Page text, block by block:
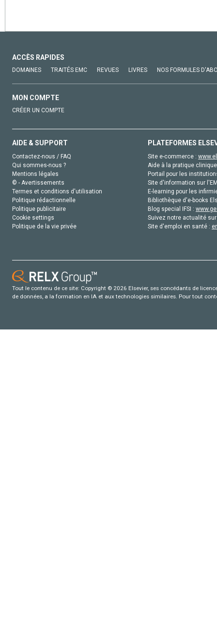
ACCÈS RAPIDES
DOMAINES TRAITÉS EMC REVUES LIVRES NOS FORMULES
MON COMPTE
CRÉER UN COMPTE
AIDE & SUPPORT
Contactez-nous / FAQ
Qui sommes-nous ?
Mentions légales
© - Avertissements
Termes et conditions d'utilisation
Politique rédactionnelle
Politique publicitaire
Cookie settings
Politique de la vie privée
PLATEFORMES
Site e-commerce :
Aide à la pratique
Portail pour les
Site d'information sur
E-learning pour les
Bibliothèque d'e-books
Blog special IFSI :
Suivez notre actualité
Site d'emploi en santé :
Tout le contenu de ce site: Copyright © 2026 Elsevier, ses concédants de
de données, a la formation en IA et aux technologies similaires. Pour tout